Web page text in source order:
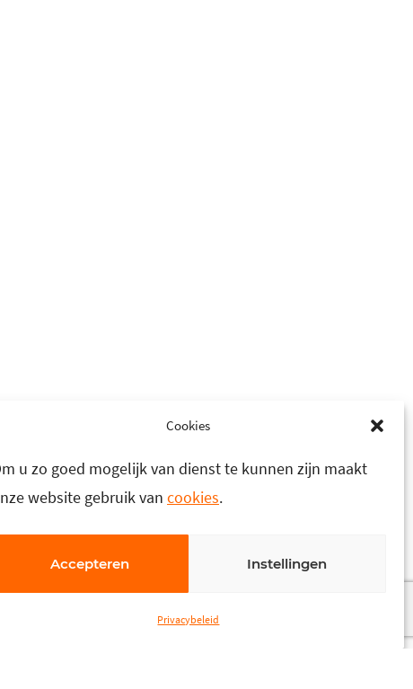
Cookies
u zo goed mogelijk van dienst te kunnen zijn maakt
website gebruik van cookies.
Accepteren Instellingen
Privacybeleid